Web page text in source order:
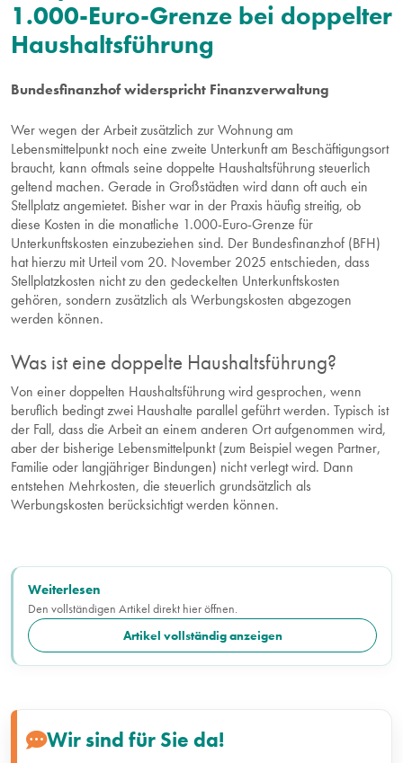
ÜBER UNS
1.000-Euro-Grenze bei doppelter
Haushaltsführung
Bundesfinanzhof widerspricht Finanzverwaltung
Wer wegen der Arbeit zusätzlich zur Wohnung am
Lebensmittelpunkt noch eine zweite Unterkunft am Beschäftigungsort
braucht, kann oftmals seine doppelte Haushaltsführung steuerlich
geltend machen. Gerade in Großstädten wird dann oft auch ein
Stellplatz angemietet. Bisher war in der Praxis häufig streitig, ob
diese Kosten in die monatliche 1.000-Euro-Grenze für
Unterkunftskosten einzubeziehen sind. Der Bundesfinanzhof (BFH)
hat hierzu mitUrteil vom 20. November 2025 entschieden, dass
Stellplatzkosten nicht zu den gedeckelten Unterkunftskosten
gehören, sondern zusätzlich als Werbungskosten abgezogen
werden können.
Was ist eine doppelte Haushaltsführung?
Von einer doppelten Haushaltsführung wird gesprochen, wenn
beruflich bedingt zwei Haushalte parallel geführt werden. Typisch ist
der Fall, dass die Arbeit an einem anderen Ort aufgenommen wird,
aber der bisherige Lebensmittelpunkt (zum Beispiel wegen Partner,
Familie oder langjähriger Bindungen) nicht verlegt wird. Dann
entstehen Mehrkosten, die steuerlich grundsätzlich als
Werbungskosten berücksichtigt werden können.
Weiterlesen
Den vollständigen Artikel direkt hier öffnen.
Artikel vollständig anzeigen
Wir sind für Sie da!